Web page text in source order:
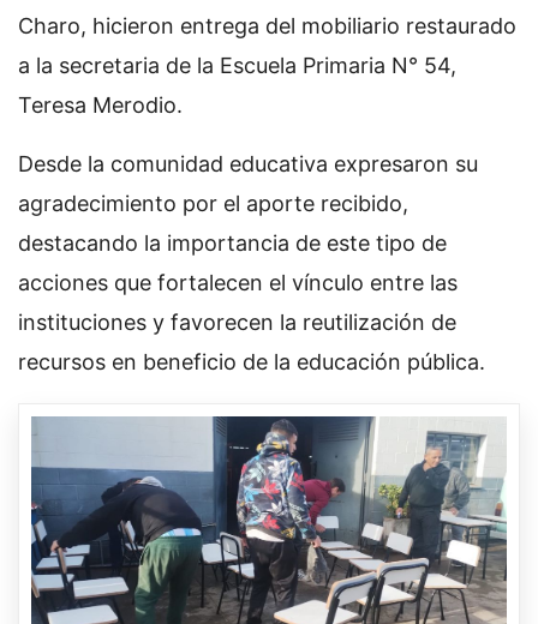
Charo, hicieron entrega del mobiliario restaurado
a la secretaria de la Escuela Primaria N° 54,
Teresa Merodio.
Desde la comunidad educativa expresaron su
agradecimiento por el aporte recibido,
destacando la importancia de este tipo de
acciones que fortalecen el vínculo entre las
instituciones y favorecen la reutilización de
recursos en beneficio de la educación pública.